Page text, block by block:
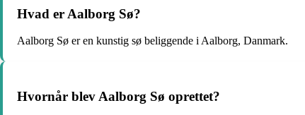
Hvad er Aalborg Sø?
Aalborg Sø er en kunstig sø beliggende i Aalborg, Danmark.
Hvornår blev Aalborg Sø oprettet?